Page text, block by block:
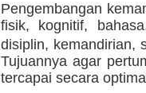
Pengembangan
fisik, kognitif,
disiplin, kemandirian,
Tujuannya agar
tercapai secara